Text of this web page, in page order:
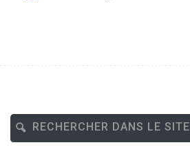
RECHERCHER DANS LE SITE